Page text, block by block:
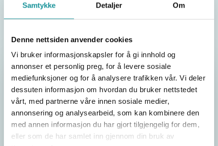
Samtykke Detaljer Om
Denne nettsiden anvender cookies
Vi bruker informasjonskapsler for å gi innhold og
annonser et personlig preg, for å levere sosiale
mediefunksjoner og for å analysere trafikken vår. Vi deler
dessuten informasjon om hvordan du bruker nettstedet
vårt, med partnerne våre innen sosiale medier,
annonsering og analysearbeid, som kan kombinere den
med annen informasjon du har gjort tilgjengelig for dem,
eller som de har samlet inn gjennom din bruk av
Utøverforsikring
Utøvere som er over 13 år må ordne med egen
skadeforsikring ved deltagelse på trening,
samlinger og konkurranser. NKF har gjennom
Gjensidige ordnet en frivillig skadeforsikring
som dekker skade og behandling for utøvere